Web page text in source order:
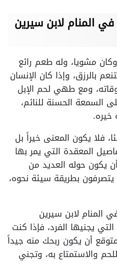
المنام لابن سيرين
مشويا، وله طعم رائع
بالرزق، وإذا كان الإنسان
ومع طهي لحم الإبل
السمعة الحسنة للنائم،
فلا يكون المعنى خيراً بل
المعقدة التي يمر بها
يكون حوله العديد من
بطريقة سيئة نحوه،
المنام لابن سيرين
يجنيها الفرد، فإذا كنت
أن يكون ربحك منه جيداً
والاستمتاع به، وتجني